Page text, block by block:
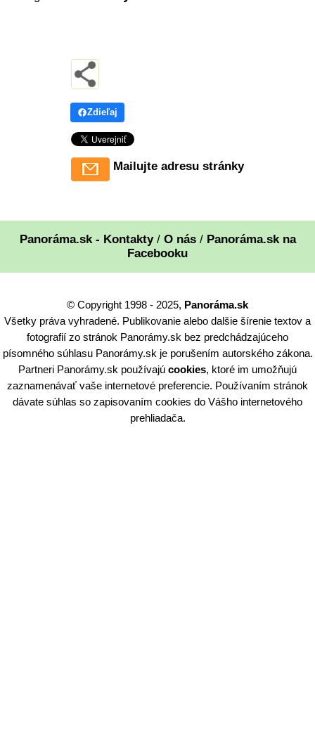
Zdieľaj
Mailujte adresu stránky
Panoráma.sk - Kontakty/ O nás/ Panoráma.sk na
Facebooku
© Copyright 1998 - 2025, Panoráma.sk
Všetky práva vyhradené. Publikovanie alebo dalšie šírenie textov a
fotografií zo stránok Panorámy.sk bez predchádzajúceho
písomného súhlasu Panorámy.sk je porušením autorského zákona.
Partneri Panorámy.sk používajú cookies, ktoré im umožňujú
zaznamenávať vaše internetové preferencie. Používaním stránok
dávate súhlas so zapisovaním cookies do Vášho internetového
prehliadača.